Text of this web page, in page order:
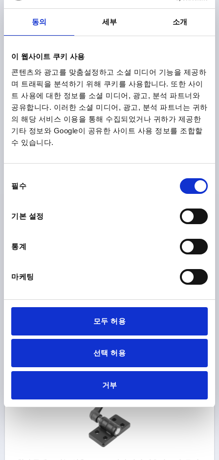
동의 세부 소개
이 웹사이트 쿠키 사용
콘텐츠와 광고를 맞춤설정하고 소셜 미디어 기능을 제공하
며 트래픽을 분석하기 위해 쿠키를 사용합니다. 또한 사이
트 사용에 대한 정보를 소셜 미디어, 광고, 분석 파트너와
공유합니다. 이러한 소셜 미디어, 광고, 분석 파트너는 귀하
의 해당 서비스 이용을 통해 수집되었거나 귀하가 제공한
기타 정보와 Google이 공유한 사이트 사용 정보를 조합할
수 있습니다.
필수
기본 설정
통계
마케팅
모두 허용
선택 허용
거부
슬롯용 가이드 탭=8
좌측 보어 홀 간격=22,5
우측 보어 홀 간격=25
길이=74 너비=40
F1 N=1500
F2 N =650
주문 번호: K0442.40232508
₩49,110
부가세 별도
배송비 별도
세부 사항
K0442
힌지 클램프 기능 있음 74X40, 아연 검정 파우더 코팅, 구성
슬롯용 가이드 탭=10
F2 N =650
₩49,110